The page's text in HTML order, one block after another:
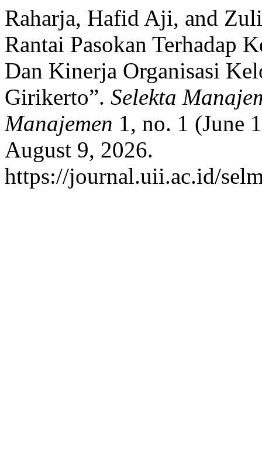
Raharja, Hafid Aji, and
Rantai Pasokan Terhadap
Dan Kinerja Organisasi
Girikerto”. Selekta
Manajemen 1, no. 1 (June
August 9, 2026.
https://journal.uii.ac.id/